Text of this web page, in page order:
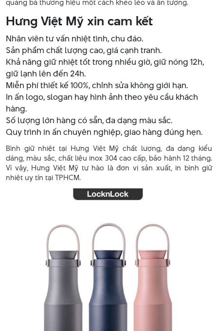
Hưng Việt Mỹ xin cam kết
Nhân viên tư vấn nhiệt tình, chu đáo.
Sản phẩm chất lượng cao, giá cạnh tranh.
Khả năng giữ nhiệt tốt trong nhiều giờ, giữ nóng 12h,
giữ lạnh lên đến 24h.
Miễn phí thiết kế 100%, chỉnh sửa không giới hạn.
In ấn logo, slogan hay hình ảnh theo yêu cầu khách
hàng.
Số lượng lớn hàng có sẵn, đa dạng màu sắc.
Quy trình in ấn chuyên nghiệp, giao hàng đúng hẹn.
Bình giữ nhiệt tại Hưng Việt Mỹ chất lượng, đa dạng kiểu
dáng, màu sắc, chất liệu inox 304 cao cấp, bảo hành 12 tháng.
Vì vậy, Hưng Việt Mỹ tự hào là đơn vị sản xuất, in bình giữ
nhiệt uy tín tại TPHCM.